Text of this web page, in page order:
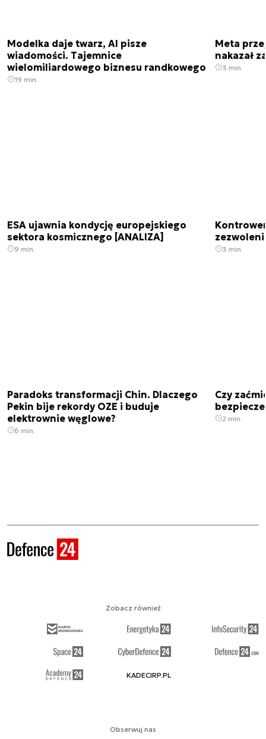
Modelka daje twarz, AI pisze
wiadomości. Tajemnice
wielomiliardowego biznesu randkowego
19 min.
Meta
nakazał
3 min.
ESA ujawnia kondycję europejskiego
sektora kosmicznego [ANALIZA]
9 min. 3 min.
Paradoks transformacji Chin. Dlaczego
Pekin bije rekordy OZE i buduje
elektrownie węglowe?
6 min.
Czy
2 min.
Obserwuj nas
Zobacz również
KADECIRP.PL